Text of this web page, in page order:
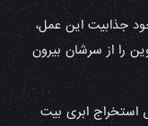
جذابیت این عمل،
را از سرشان بیرون
ابری بیت